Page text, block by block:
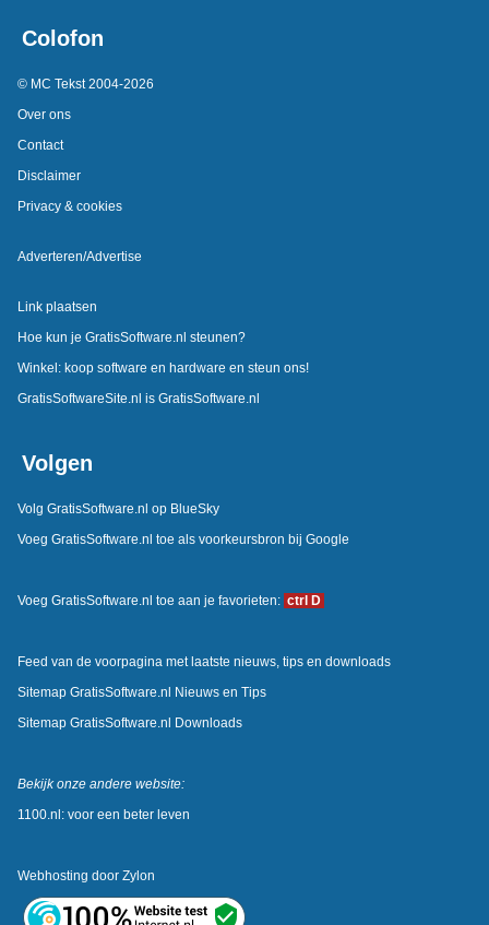
Colofon
© MC Tekst 2004-2026
Over ons
Contact
Disclaimer
Privacy & cookies
Adverteren/Advertise
Link plaatsen
Hoe kun je GratisSoftware.nl steunen?
Winkel: koop software en hardware en steun ons!
GratisSoftwareSite.nl is GratisSoftware.nl
Volgen
Volg GratisSoftware.nl op BlueSky
Voeg GratisSoftware.nl toe als voorkeursbron bij Google
Voeg GratisSoftware.nl toe aan je favorieten: ctrl D
Feed van de voorpagina met laatste nieuws, tips en downloads
Sitemap GratisSoftware.nl Nieuws en Tips
Sitemap GratisSoftware.nl Downloads
Bekijk onze andere website:
1100.nl: voor een beter leven
Webhosting door Zylon